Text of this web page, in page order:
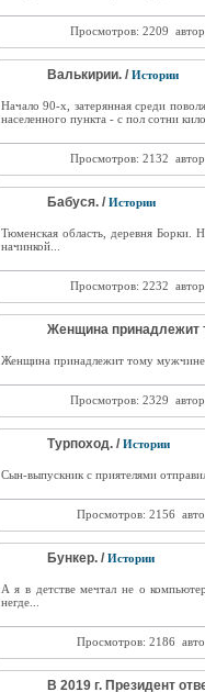
Просмотров: 2209
Валькирии. / Истории
Начало 90-х, затерянная среди
населенного пункта - с пол сотни
Просмотров: 2132
Бабуся. / Истории
Тюменская область, деревня
начинкой...
Просмотров: 2232
Женщина принадлежит
Женщина принадлежит тому
Просмотров: 2329
Турпоход. / Истории
Сын-выпускник с приятелями
Просмотров: 2156
Бункер. / Истории
А я в детстве мечтал не о
негде...
Просмотров: 2186
В 2019 г. Президент